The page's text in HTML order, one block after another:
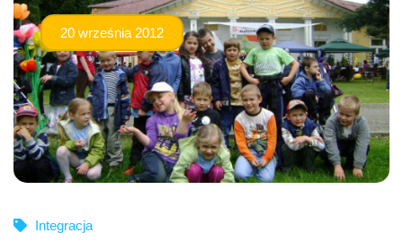
20 września 2012
Integracja